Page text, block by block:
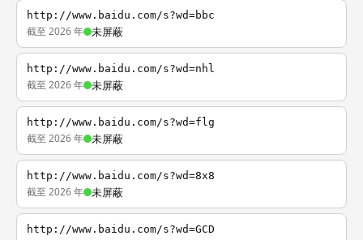
http://www.baidu.com/s?wd=bbc
截至 2026 年 未屏蔽
http://www.baidu.com/s?wd=nhl
截至 2026 年 未屏蔽
http://www.baidu.com/s?wd=flg
截至 2026 年 未屏蔽
http://www.baidu.com/s?wd=8x8
截至 2026 年 未屏蔽
http://www.baidu.com/s?wd=GCD